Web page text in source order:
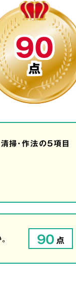
90
点
掃・作法の5項目
90点